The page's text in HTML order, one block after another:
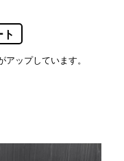
ップしています。